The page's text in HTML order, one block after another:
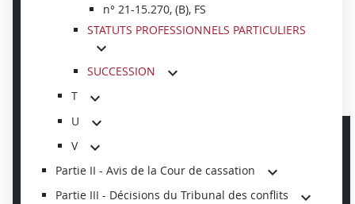
n° 21-15.270, (B), FS
STATUTS PROFESSIONNELS PARTICULIERS
SUCCESSION
T
U
V
Partie II - Avis de la Cour de cassation
Partie III - Décisions du Tribunal des conflits